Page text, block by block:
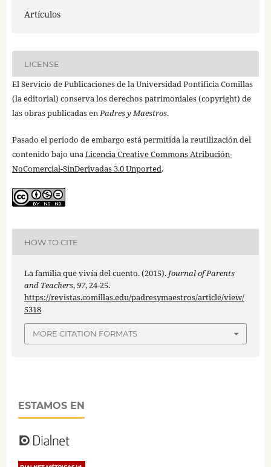
Artículos
LICENSE
El Servicio de Publicaciones de la Universidad Pontificia Comillas
(la editorial) conserva los derechos patrimoniales (copyright) de
las obras publicadas enPadres y Maestros.
Pasado el periodo de embargo está permitida la reutilización del
contenido bajo unaLicencia Creative Commons Atribución-
NoComercial-SinDerivadas 3.0 Unported.
HOW TO CITE
La familia que vivía del cuento. (2015). Journal of Parents
and Teachers,97, 24-25.
https://revistas.comillas.edu/padresymaestros/article/view/
5318
MORE CITATION FORMATS
ESTAMOS EN